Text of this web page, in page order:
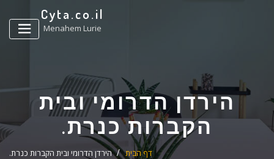
Cyta.co.il
Menahem Lurie
הירדן הדרומי ובית
הקברות כנרת.
דף הבית הירדן הדרומי ובית הקברות כנרת.